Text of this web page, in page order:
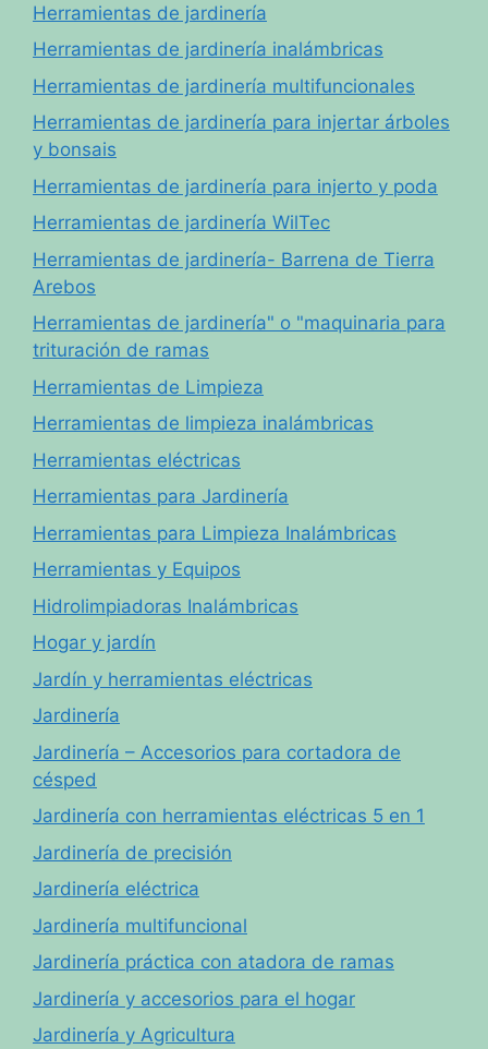
Herramientas de jardinería
Herramientas de jardinería inalámbricas
Herramientas de jardinería multifuncionales
Herramientas de jardinería para injertar árboles
y bonsais
Herramientas de jardinería para injerto y poda
Herramientas de jardinería WilTec
Herramientas de jardinería- Barrena de Tierra
Arebos
Herramientas de jardinería" o "maquinaria para
trituración de ramas
Herramientas de Limpieza
Herramientas de limpieza inalámbricas
Herramientas eléctricas
Herramientas para Jardinería
Herramientas para Limpieza Inalámbricas
Herramientas y Equipos
Hidrolimpiadoras Inalámbricas
Hogar y jardín
Jardín y herramientas eléctricas
Jardinería
Jardinería – Accesorios para cortadora de
césped
Jardinería con herramientas eléctricas 5 en 1
Jardinería de precisión
Jardinería eléctrica
Jardinería multifuncional
Jardinería práctica con atadora de ramas
Jardinería y accesorios para el hogar
Jardinería y Agricultura